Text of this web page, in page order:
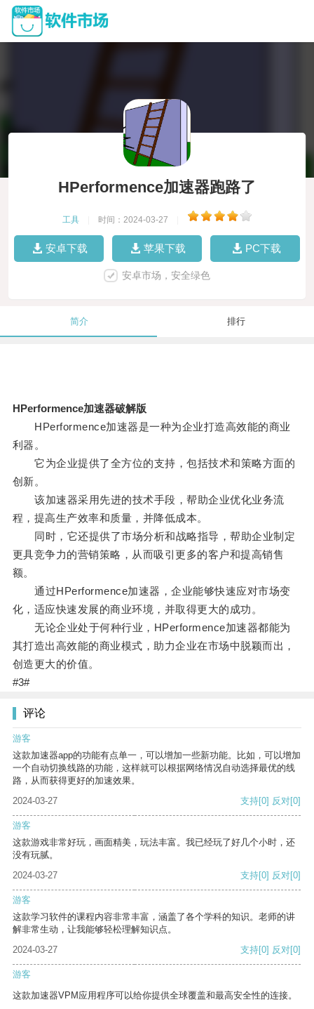
HPerformence加速器跑路了
工具 时间：2024-03-27
安卓下载 苹果下载 PC下载
安卓市场，安全绿色
简介 排行
HPerformence加速器破解版
HPerformence加速器是一种为企业打造高效能的商业
利器。
它为企业提供了全方位的支持，包括技术和策略方面的
创新。
该加速器采用先进的技术手段，帮助企业优化业务流
程，提高生产效率和质量，并降低成本。
同时，它还提供了市场分析和战略指导，帮助企业制定
更具竞争力的营销策略，从而吸引更多的客户和提高销售
额。
通过HPerformence加速器，企业能够快速应对市场变
化，适应快速发展的商业环境，并取得更大的成功。
无论企业处于何种行业，HPerformence加速器都能为
其打造出高效能的商业模式，助力企业在市场中脱颖而出，
创造更大的价值。
#3#
评论
游客
这款加速器app的功能有点单一，可以增加一些新功能。比如，可以增加
一个自动切换线路的功能，这样就可以根据网络情况自动选择最优的线
路，从而获得更好的加速效果。
2024-03-27
支持[0] 反对[0]
游客
这款游戏非常好玩，画面精美，玩法丰富。我已经玩了好几个小时，还
没有玩腻。
2024-03-27
支持[0] 反对[0]
游客
这款学习软件的课程内容非常丰富，涵盖了各个学科的知识。老师的讲
解非常生动，让我能够轻松理解知识点。
2024-03-27
支持[0] 反对[0]
游客
这款加速器VPM应用程序可以给你提供全球覆盖和最高安全性的连接。